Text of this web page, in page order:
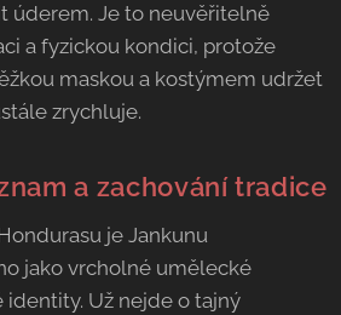
úderem. Je to neuvěřitelně
a fyzickou kondici, protože
maskou a kostýmem udržet
zrychluje.
a zachování tradice
je Jankunu
jako vrcholné umělecké
Už nejde o tajný